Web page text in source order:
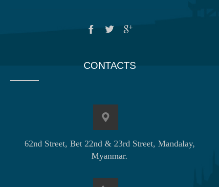
CONTACTS
62nd Street, Bet 22nd & 23rd Street, Mandalay,
Myanmar.